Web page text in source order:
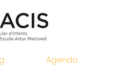
Agenda